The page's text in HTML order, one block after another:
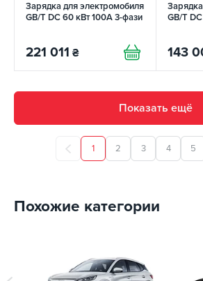
Зарядка для электромобиля
GB/T DC 60 кВт 100А 3-фази
221 011 ₴
GB/T
143
Показать ещё
1 2 3 4 5
Похожие категории